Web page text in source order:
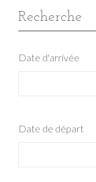
Recherche
Date d'arrivée
Date de départ